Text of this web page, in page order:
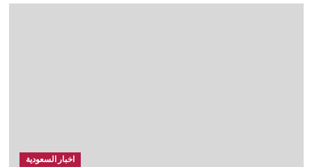
اخبار السعودية